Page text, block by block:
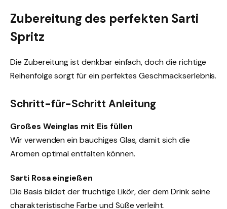
Zubereitung des perfekten Sarti
Spritz
Die Zubereitung ist denkbar einfach, doch die richtige
Reihenfolge sorgt für ein perfektes Geschmackserlebnis.
Schritt-für-Schritt Anleitung
Großes Weinglas mit Eis füllen
Wir verwenden ein bauchiges Glas, damit sich die
Aromen optimal entfalten können.
Sarti Rosa eingießen
Die Basis bildet der fruchtige Likör, der dem Drink seine
charakteristische Farbe und Süße verleiht.